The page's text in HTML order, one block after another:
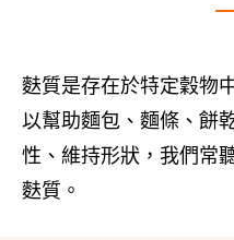
麩質是存在於特定穀物
以幫助麵包、麵條、餅
性、維持形狀，我們常
麩質。